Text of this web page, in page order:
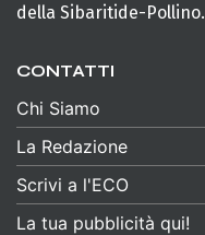
della Sibaritide-Pollino.
CONTATTI
Chi Siamo
La Redazione
Scrivi a l'ECO
La tua pubblicità qui!